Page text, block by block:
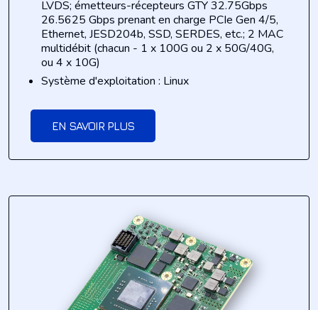
LVDS; émetteurs-récepteurs GTY32.75Gbps
26.5625 Gbps prenant en charge PCIe Gen 4/5,
Ethernet, JESD204b, SSD, SERDES, etc.; 2 MAC
multidébit (chacun - 1 x 100G ou 2 x 50G/40G,
ou 4 x 10G)
Système d'exploitation : Linux
EN SAVOIR PLUS